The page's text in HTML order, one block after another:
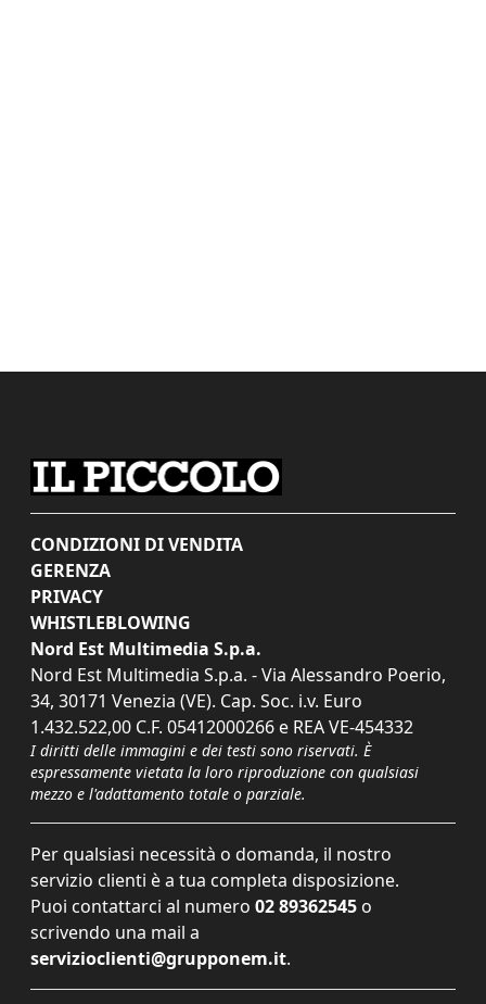
CONDIZIONI DI VENDITA
GERENZA
PRIVACY
WHISTLEBLOWING
Nord Est Multimedia S.p.a.
Nord Est Multimedia S.p.a. - Via Alessandro Poerio,
34, 30171 Venezia (VE). Cap. Soc. i.v. Euro
1.432.522,00 C.F. 05412000266 e REA VE-454332
I diritti delle immagini e dei testi sono riservati. È
espressamente vietata la loro riproduzione con qualsiasi
mezzo e l'adattamento totale o parziale.
Per qualsiasi necessità o domanda, il nostro
servizio clienti è a tua completa disposizione.
Puoi contattarci al numero 02 89362545 o
scrivendo una mail a
servizioclienti@grupponem.it.